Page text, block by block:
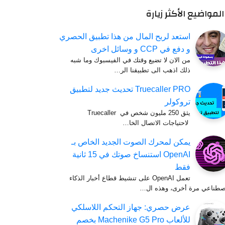
المواضيع الأكثر زيارة
استعد لربح المال من هذا تطبيق الحصري
و دفع في CCP و وسائل اخرى
من الان لا تضيع وقتك في الفيسبوك وما شبه
ذلك اذهب الى تطبيقنا الر…
Truecaller PRO تحديث جديد لتطبيق
تروكولر
يثق 250 مليون شخص في Truecaller
لاحتياجات الاتصال الخا…
يمكن لمحرك الصوت الجديد الخاص بـ
OpenAI استنساخ صوتك في 15 ثانية
فقط
تعمل OpenAI على تنشيط قطاع أخبار الذكاء
مرة أخرى، وهذه ال…
عرض حصري: جهاز التحكم اللاسلكي
للألعاب Machenike G5 Pro بخصم